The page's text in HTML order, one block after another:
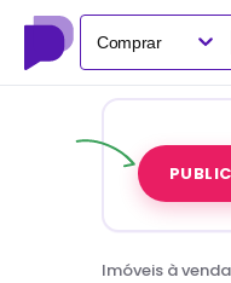
Comprar
Imóveis à venda